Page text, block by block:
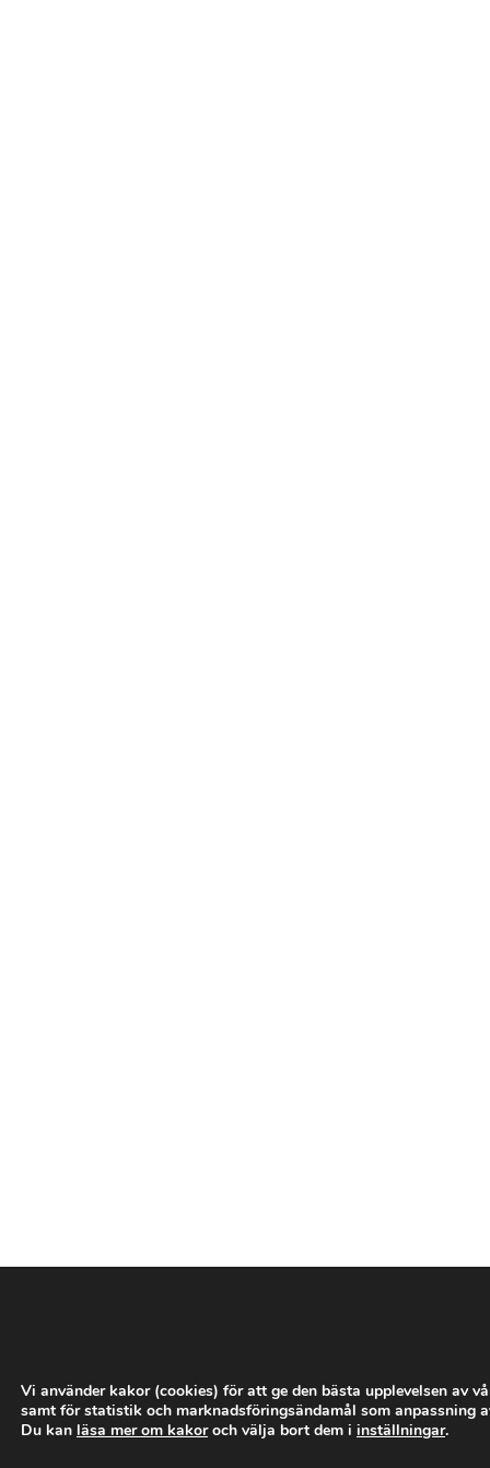
Vi använder kakor (cookies) för att ge den bästa upplevelsen av
samt för statistik och marknadsföringsändamål som anpassning
Du kan läsa mer om kakoroch välja bort dem i inställningar.